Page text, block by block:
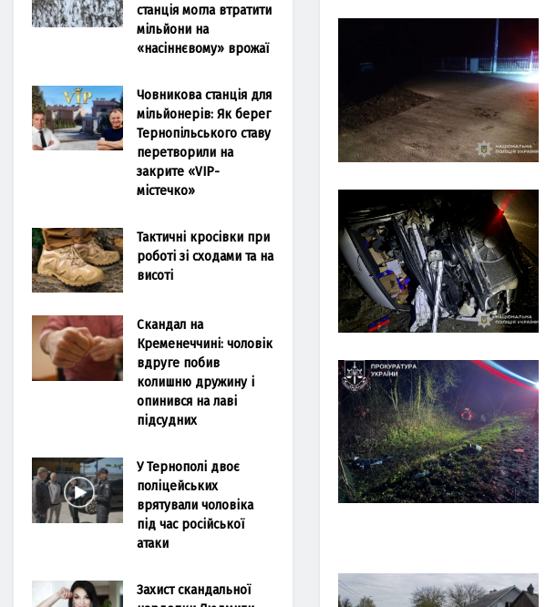
станція могла втратити
мільйони на
«насіннєвому» врожаї
Човникова станція для
мільйонерів: Як берег
Тернопільського ставу
перетворили на
закрите «VIP-
містечко»
Тактичні кросівки при
роботі зі сходами та на
висоті
Скандал на
Кременеччині: чоловік
вдруге побив
колишню дружину і
опинився на лаві
підсудних
У Тернополі двоє
поліцейських
врятували чоловіка
під час російської
атаки
Захист скандальної